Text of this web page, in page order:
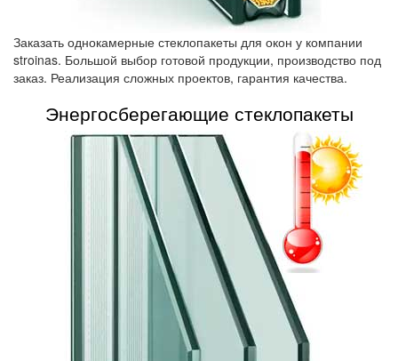
Заказать однокамерные стеклопакеты для окон у компании
stroinas. Большой выбор готовой продукции, производство под
заказ. Реализация сложных проектов, гарантия качества.
Энергосберегающие стеклопакеты